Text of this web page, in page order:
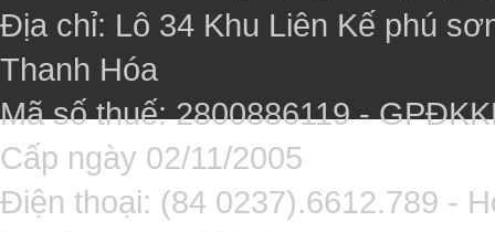
Địa chỉ: Lô 34 Khu Liên Kế phú
Thanh Hóa
Mã số thuế: 2800886119 -
Cấp ngày 02/11/2005
Điện thoại: (84 0237).6612.789 -